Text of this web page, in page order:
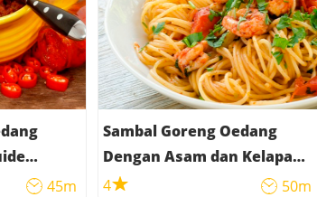
45m
Sambal Goreng Oedang
Dengan Asam dan Kelapa
(pittig gekruide garnalen
4
50m